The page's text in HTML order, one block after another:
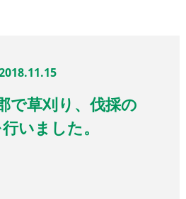
で草刈り、伐採の
いました。